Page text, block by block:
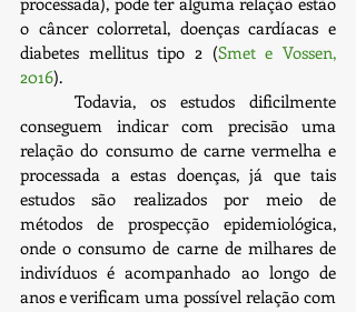
o câncer colorretal, doenças cardíacas e
diabetes mellitus tipo 2 (Smet e Vossen,
2016).
conseguem indicar com precisão uma
relação do consumo de carne vermelha e
processada a estas doenças, já que tais
estudos são realizados por meio de
métodos de prospecção epidemiológica,
onde o consumo de carne de milhares de
indivíduos é acompanhado ao longo de
anos e verificam uma possível relação com